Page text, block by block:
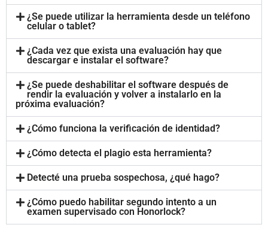
¿Se puede utilizar la herramienta desde un teléfono
celular o tablet?
¿Cada vez que exista una evaluación hay que
descargar e instalar el software?
¿Se puede deshabilitar el software después de
rendir la evaluación y volver a instalarlo en la
próxima evaluación?
¿Cómo funciona la verificación de identidad?
¿Cómo detecta el plagio esta herramienta?
Detecté una prueba sospechosa, ¿qué hago?
¿Cómo puedo habilitar segundo intento a un
examen supervisado con Honorlock?